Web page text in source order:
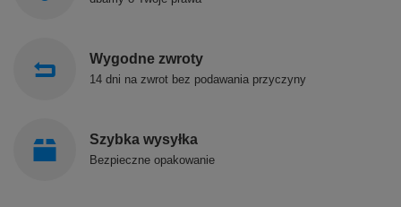
Wygodne zwroty
14 dni na zwrot bez podawania przyczyny
Szybka wysyłka
Bezpieczne opakowanie